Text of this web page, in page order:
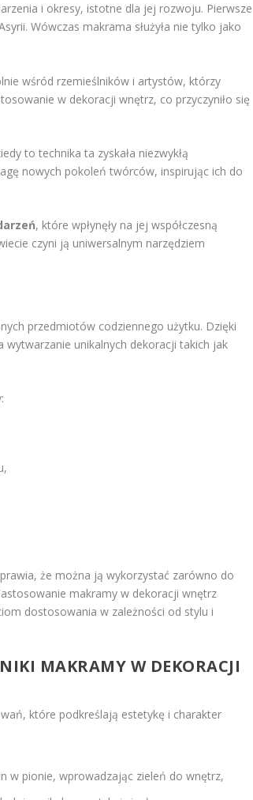
i okresy, istotne dla jej rozwoju. Pierwsze
Wówczas makrama służyła nie tylko jako
wśród rzemieślników i artystów, którzy
w dekoracji wnętrz, co przyczyniło się
to technika ta zyskała niezwykłą
nowych pokoleń twórców, inspirując ich do
, które wpłynęły na jej współczesną
czyni ją uniwersalnym narzędziem
przedmiotów codziennego użytku. Dzięki
wytwarzanie unikalnych dekoracji takich jak
że można ją wykorzystać zarówno do
makramy w dekoracji wnętrz
dostosowania w zależności od stylu i
MAKRAMY W DEKORACJI
które podkreślają estetykę i charakter
w pionie, wprowadzając zieleń do wnętrz,